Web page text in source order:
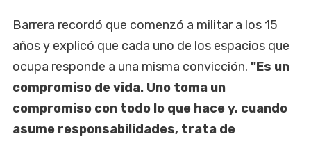
Barrera recordó que comenzó a militar a los 15
años y explicó que cada uno de los espacios que
ocupa responde a una misma convicción. "Es un
compromiso de vida. Uno toma un
compromiso con todo lo que hace y, cuando
asume responsabilidades, trata de